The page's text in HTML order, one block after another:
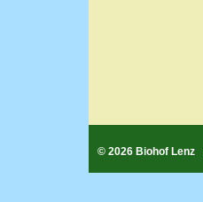
© 2026 Biohof Lenz